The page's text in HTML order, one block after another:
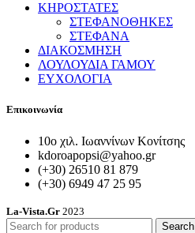
ΚΗΡΟΣΤΑΤΕΣ
ΣΤΕΦΑΝΟΘΗΚΕΣ
ΣΤΕΦΑΝΑ
ΔΙΑΚΟΣΜΗΣΗ
ΛΟΥΛΟΥΔΙΑ ΓΑΜΟΥ
ΕΥΧΟΛΟΓΙΑ
Επικοινωνία
10ο χιλ. Ιωαννίνων Κονίτσης
kdoroapopsi@yahoo.gr
(+30) 26510 81 879
(+30) 6949 47 25 95
La-Vista.Gr 2023
Search